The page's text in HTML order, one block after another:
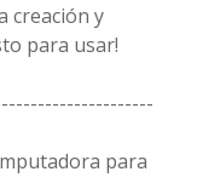
creación y
para usar!
para